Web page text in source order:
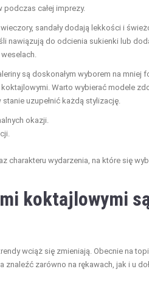
całej imprezy.
wieczory, sandały dodają lekkości i
nawiązują do odcienia sukienki lub
są doskonałym wyborem na mniej
Warto wybierać modele
uzupełnić każdą stylizację.
okazji.
charakteru wydarzenia, na które się
koktajlowymi
wciąż się zmieniają. Obecnie na
zarówno na rękawach, jak i u